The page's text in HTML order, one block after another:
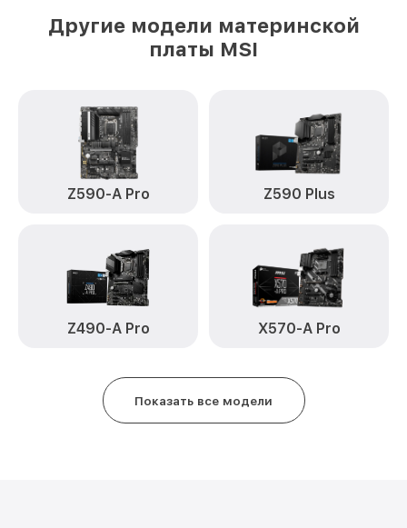
Другие модели материнской
платы MSI
Z590-A Pro Z590 Plus
Z490-A Pro X570-A Pro
Показать все модели